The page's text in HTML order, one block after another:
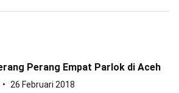
Perang Empat Parlok di Aceh
26 Februari 2018